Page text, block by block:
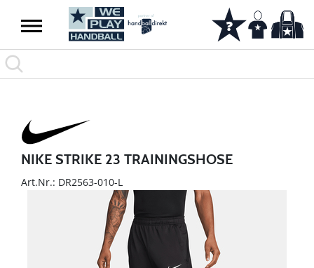
NIKE STRIKE 23 TRAININGSHOSE
Art.Nr.: DR2563-010-L